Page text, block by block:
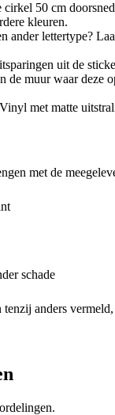
cirkel 50 cm
kleuren.
ander lettertype?
uit de
de muur waar deze
met matte
met de
schade
anders vermeld,